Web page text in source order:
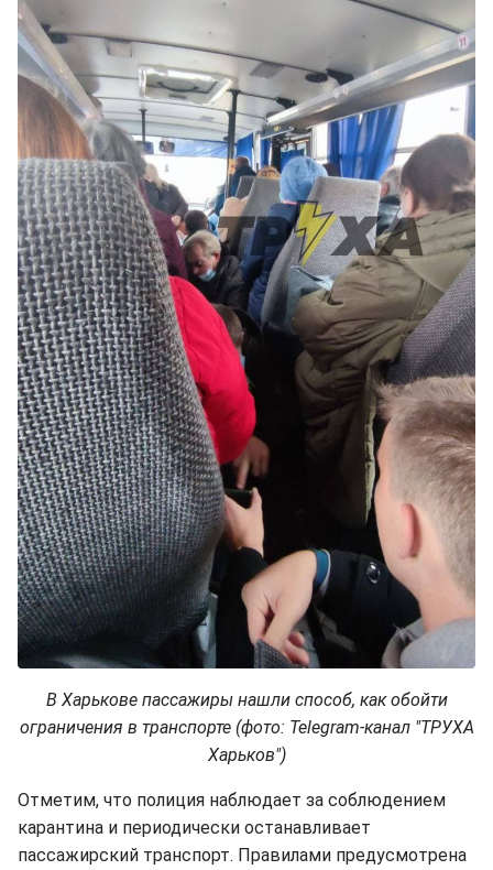
В Харькове пассажиры нашли способ, как обойти
ограничения в транспорте (фото: Telegram-канал "ТРУХА
Харьков")
Отметим, что полиция наблюдает за соблюдением
карантина и периодически останавливает
пассажирский транспорт. Правилами предусмотрена